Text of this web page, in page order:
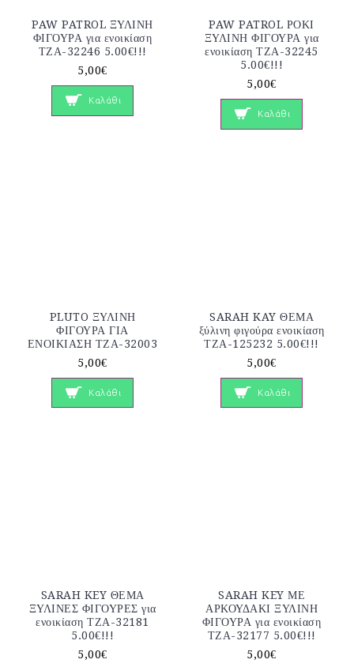
PAW PATROL ΞΥΛΙΝΗ
ΦΙΓΟΥΡΑ για ενοικίαση
ΤΖΑ-32246 5.00€!!!
5,00€
Καλάθι
PAW PATROL ΡΟΚΙ
ΞΥΛΙΝΗ ΦΙΓΟΥΡΑ για
ενοικίαση ΤΖΑ-32245
5.00€!!!
5,00€
Καλάθι
PLUTO ΞΥΛΙΝΗ
ΦΙΓΟΥΡΑ ΓΙΑ
ΕΝΟΙΚΙΑΣΗ ΤΖΑ-32003
5,00€
Καλάθι
SARAH KAY ΘΕΜΑ
ξύλινη φιγούρα ενοικίαση
ΤΖΑ-125232 5.00€!!!
5,00€
Καλάθι
SARAH KEY ΘΕΜΑ
ΞΥΛΙΝΕΣ ΦΙΓΟΥΡΕΣ για
ενοικίαση ΤΖΑ-32181
5.00€!!!
5,00€
SARAH KEY ΜΕ
ΑΡΚΟΥΔΑΚΙ ΞΥΛΙΝΗ
ΦΙΓΟΥΡΑ για ενοικίαση
ΤΖΑ-32177 5.00€!!!
5,00€